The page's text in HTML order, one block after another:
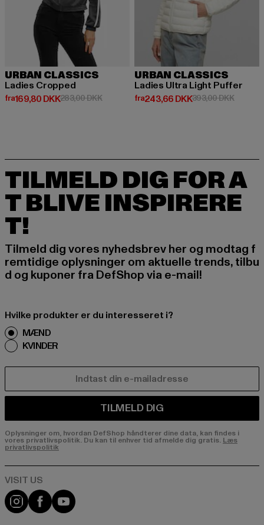
URBAN CLASSICS
Ladies Cropped
fra169,80 DKK
Nuværende pris: Fra 169,80 DKK
283,00 DKKKampagnepris: 283,00 DKK
URBAN CLASSICS
Ladies Ultra Light Puffer
fra243,66 DKK
Nuværende pris: Fra 243,66
393,00 DKK
TILMELD DIG FOR A
T BLIVE INSPIRERE
T!
Tilmeld dig vores nyhedsbrev her og modtag f
remtidige oplysninger om aktuelle trends, tilbu
d og kuponer fra DefShop via e-mail!
Hvilke produkter er du interesseret i?
MÆND
KVINDER
TILMELD DIG
Oplysninger om, hvordan DefShop håndterer dine data, kan findes i
vores privatlivspolitik. Du kan til enhver tid afmelde dig gratis. Læs
privatlivspolitik
Visit our Instagram page:
Visit our Facebook page:
Visit our YouTube channel: